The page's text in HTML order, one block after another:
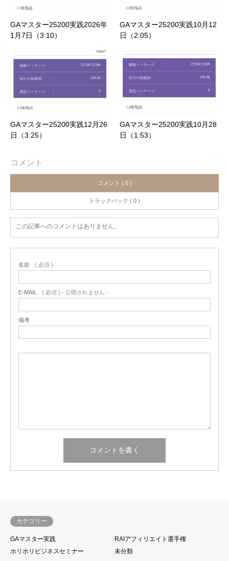
GAマスター25200実践2026年
1月7日（3:10）
GAマスター25200実践10月12
日（2:05）
GAマスター25200実践12月26
日（3:25）
GAマスター25200実践10月28
日（1:53）
コメント
コメント ( 0 )
トラックバック ( 0 )
この記事へのコメントはありません。
名前 ( 必須 )
E-MAIL ( 必須 ) - 公開されません -
備考
カテゴリー
GAマスター実践
RAIアフィリエイト選手権
ホリホリビジネスセミナー
未分類